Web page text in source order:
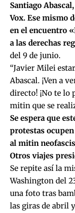
Santiago
Vox. Ese mismo
en el encuentro
a las derechas
del 9 de junio.
“Javier Milei
Abascal. ¡Ven a
directo! ¡No te lo
mitin que se
Se espera que
protestas
al mitin
Otros viajes
Se repite así la
Washington del
una foto tras
las giras de abril